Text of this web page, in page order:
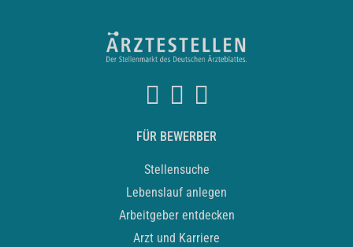
FÜR BEWERBER
Stellensuche
Lebenslauf anlegen
Arbeitgeber entdecken
Arzt und Karriere